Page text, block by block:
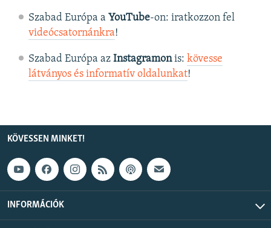
Szabad Európa a YouTube-on: iratkozzon fel
videócsatornánkra!
Szabad Európa az Instagramonis: kövesse
látványos és informatív oldalunkat! ​
KÖVESSEN MINKET!
INFORMÁCIÓK